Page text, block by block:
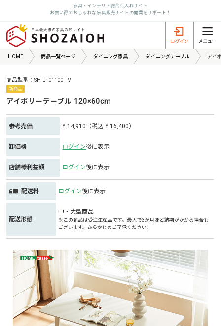
家具・インテリア総合仕入れサイト
お買い得でおしゃれな家具販売サイトの開業をサポート！
HOME 商品一覧ページ ダイニング家具 ダイニングテーブル アイ
商品型番：SH-LI-01100--IV
新商品
アイボリーテーブル 120×60cm
参考売価 ¥ 14,910（税込 ¥ 16,400）
卸価格 ログイン後に表示
店舗様利益額 ログイン後に表示
配送料 ログイン後に表示
配送形態
中・大型商品
※この商品は受注生産品です。最大で3か月ほど納期がかかる場合も
ございます。あらかじめご了承ください。